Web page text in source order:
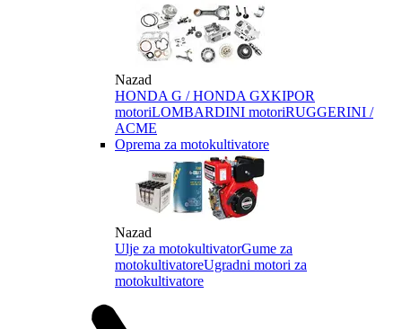
Nazad
HONDA G / HONDA GXKIPOR
motoriLOMBARDINI motoriRUGGERINI /
ACME
Oprema za motokultivatore
Nazad
Ulje za motokultivatorGume za
motokultivatoreUgradni motori za
motokultivatore